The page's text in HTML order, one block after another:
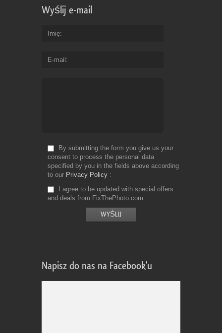
Wyślij e-mail
Imię
E-mail
By submitting the form you give us your
consent to process the personal data
specified by you in the fields above according
to our Privacy Policy
I agree to be updated with special offers
and deals from FixThePhoto.com
Napisz do nas na Facebook'u